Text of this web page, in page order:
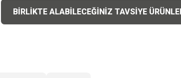
BİRLİKTE ALABİLECEĞİNİZ TAVSİYE